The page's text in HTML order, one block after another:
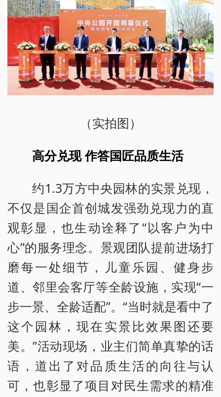
（实拍图）
高分兑现 作答国匠品质生活
约1.3万方中央园林的实景兑现，
不仅是国企首创城发强劲兑现力的直
观彰显，也生动诠释了“以客户为中
心”的服务理念。景观团队提前进场打
磨每一处细节，儿童乐园、健身步
道、邻里会客厅等全龄设施，实现“一
步一景、全龄适配”。“当时就是看中了
这个园林，现在实景比效果图还要
美。”活动现场，业主们简单真挚的话
语，道出了对品质生活的向往与认
可，也彰显了项目对民生需求的精准